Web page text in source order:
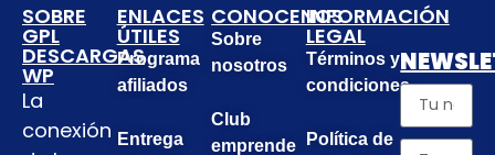
SOBRE
GPL
DESCARGAS
WP
La
conexión
ENLACES
ÚTILES
Programa
afiliados
Entrega
CONOCENOS
Sobre
nosotros
Club
emprende
INFORMACIÓN
LEGAL
Términos y
condiciones
Política de